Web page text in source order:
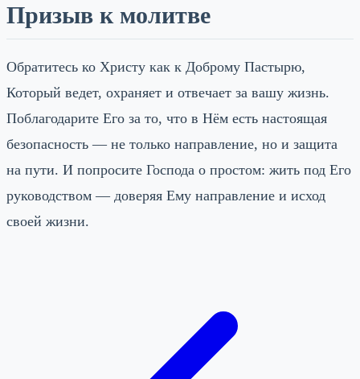
Призыв к молитве
Обратитесь ко Христу как к Доброму Пастырю,
Который ведет, охраняет и отвечает за вашу жизнь.
Поблагодарите Его за то, что в Нём есть настоящая
безопасность — не только направление, но и защита
на пути. И попросите Господа о простом: жить под Его
руководством — доверяя Ему направление и исход
своей жизни.